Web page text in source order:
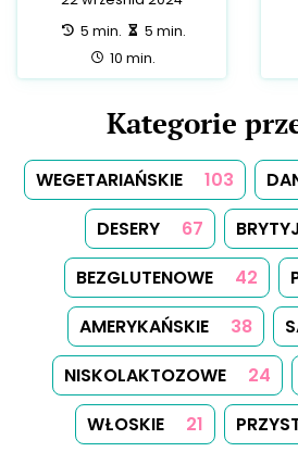
NISKOKALORYCZNE
MEKSYKAŃSKIE
ŚRÓDZIEMNOMORSKIE
13
ŚWIĄTECZNE
9
8 KOLACJA 7
WIELKANOCNE
6
LUNCH
5 IMPREZOWE
AUSTRALIJSKIE
GRECKIE